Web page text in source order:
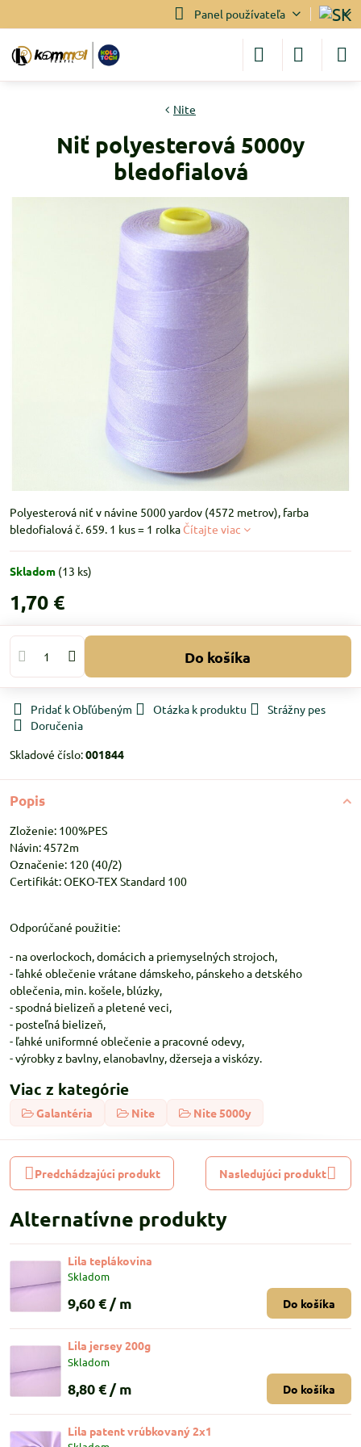
Panel používateľa
Nite
Niť polyesterová 5000y
bledofialová
Polyesterová niť v návine 5000 yardov (4572 metrov), farba
bledofialová č. 659. 1 kus = 1 rolka Čítajte viac
Skladom (13 ks)
1,70 €
Do košíka
Pridať k Obľúbeným Otázka k produktu
Strážny pes
Doručenia
Skladové číslo:001844
Popis
Zloženie: 100%PES
Návin: 4572m
Označenie: 120 (40/2)
Certifikát: OEKO-TEX Standard 100
Odporúčané použitie:
- na overlockoch, domácich a priemyselných strojoch,
- ľahké oblečenie vrátane dámskeho, pánskeho a detského
oblečenia, min. košele, blúzky,
- spodná bielizeň a pletené veci,
- posteľná bielizeň,
- ľahké uniformné oblečenie a pracovné odevy,
- výrobky z bavlny, elanobavlny, džerseja a viskózy.
Viac z kategórie
Galantéria Nite Nite 5000y
Predchádzajúci produkt Nasledujúci produkt
Alternatívne produkty
Lila teplákovina
Skladom
9,60 € / m Do košíka
Lila jersey 200g
Skladom
8,80 € / m Do košíka
Lila patent vrúbkovaný 2x1